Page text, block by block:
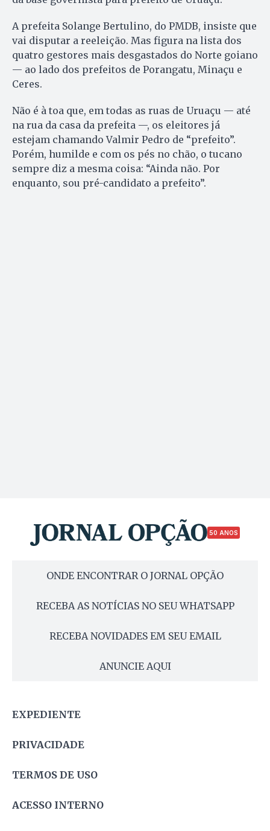
A prefeita Solange Bertulino, do PMDB, insiste que
vai disputar a reeleição. Mas figura na lista dos
quatro gestores mais desgastados do Norte goiano
— ao lado dos prefeitos de Porangatu, Minaçu e
Ceres.
Não é à toa que, em todas as ruas de Uruaçu — até
na rua da casa da prefeita —, os eleitores já
estejam chamando Valmir Pedro de “prefeito”.
Porém, humilde e com os pés no chão, o tucano
sempre diz a mesma coisa: “Ainda não. Por
enquanto, sou pré-candidato a prefeito”.
50 ANOS
ONDE ENCONTRAR O JORNAL OPÇÃO
RECEBA AS NOTÍCIAS NO SEU WHATSAPP
RECEBA NOVIDADES EM SEU EMAIL
ANUNCIE AQUI
EXPEDIENTE
PRIVACIDADE
TERMOS DE USO
ACESSO INTERNO